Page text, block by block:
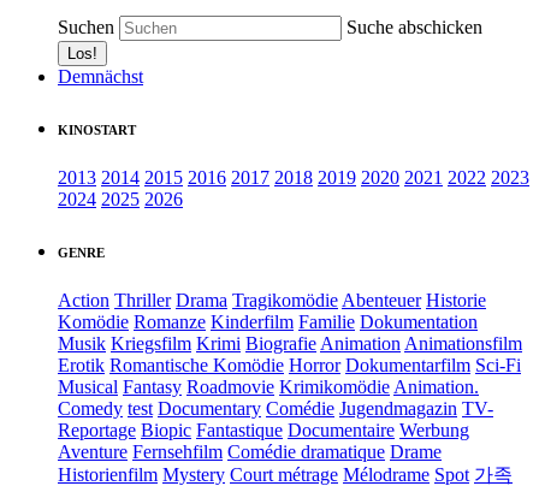
Suchen Suche abschicken
Demnächst
KINOSTART
2013 2014 2015 2016 2017 2018 2019 2020 2021 2022 2023
2024 2025 2026
GENRE
Action Thriller Drama Tragikomödie Abenteuer Historie
Komödie Romanze Kinderfilm Familie Dokumentation
Musik Kriegsfilm Krimi Biografie Animation Animationsfilm
Erotik Romantische Komödie Horror Dokumentarfilm Sci-Fi
Musical Fantasy Roadmovie Krimikomödie Animation.
Comedy test Documentary Comédie Jugendmagazin TV-
Reportage Biopic Fantastique Documentaire Werbung
Aventure Fernsehfilm Comédie dramatique Drame
Historienfilm Mystery Court métrage Mélodrame Spot 가족